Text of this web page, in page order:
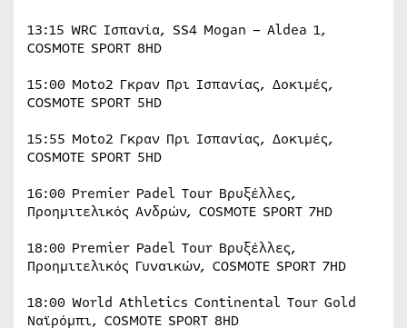
13:15 WRC Ισπανία, SS4 Mogan – Aldea 1,
COSMOTE SPORT 8HD
15:00 Moto2 Γκραν Πρι Ισπανίας, Δοκιμές,
COSMOTE SPORT 5HD
15:55 Moto2 Γκραν Πρι Ισπανίας, Δοκιμές,
COSMOTE SPORT 5HD
16:00 Premier Padel Tour Βρυξέλλες,
Προημιτελικός Ανδρών, COSMOTE SPORT 7HD
18:00 Premier Padel Tour Βρυξέλλες,
Προημιτελικός Γυναικών, COSMOTE SPORT 7HD
18:00 World Athletics Continental Tour Gold
Ναϊρόμπι, COSMOTE SPORT 8HD